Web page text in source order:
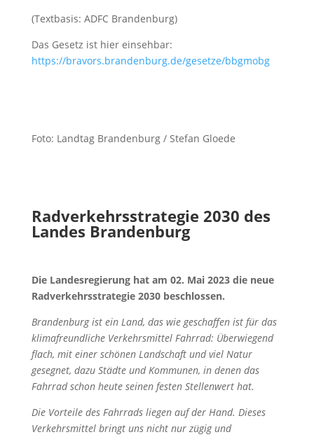
(Textbasis: ADFC Brandenburg)
Das Gesetz ist hier einsehbar:
https://bravors.brandenburg.de/gesetze/bbgmobg
Foto: Landtag Brandenburg / Stefan Gloede
Radverkehrsstrategie 2030 des
Landes Brandenburg
Die Landesregierung hat am 02. Mai 2023 die neue
Radverkehrsstrategie 2030 beschlossen.
Brandenburg ist ein Land, das wie geschaffen ist für das
klimafreundliche Verkehrsmittel Fahrrad: Überwiegend
flach, mit einer schönen Landschaft und viel Natur
gesegnet, dazu Städte und Kommunen, in denen das
Fahrrad schon heute seinen festen Stellenwert hat.
Die Vorteile des Fahrrads liegen auf der Hand. Dieses
Verkehrsmittel bringt uns nicht nur zügig und